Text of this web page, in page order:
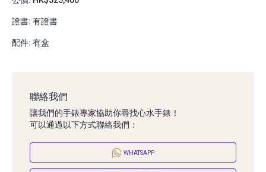
證書: 有證書
配件: 有盒
聯絡我們
讓我們的手錶專家協助你尋找心水手錶！
可以通過以下方式聯絡我們：
WHATSAPP